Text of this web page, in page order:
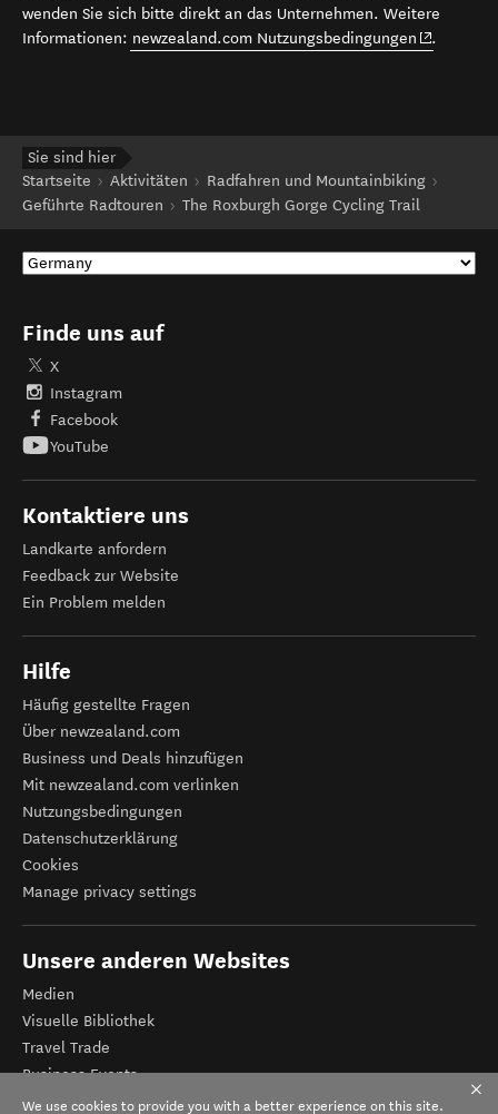
wenden Sie sich bitte direkt an das Unternehmen. Weitere
Informationen: newzealand.com Nutzungsbedingungen (opens in
.
Sie sind hier
Startseite
Aktivitäten
Radfahren und Mountainbiking
Geführte Radtouren
The Roxburgh Gorge Cycling Trail
Finde uns auf
X
Instagram
Facebook
YouTube
Kontaktiere uns
Landkarte anfordern
Feedback zur Website
Ein Problem melden
Hilfe
Häufig gestellte Fragen
Über newzealand.com
Business und Deals hinzufügen
Mit newzealand.com verlinken
Nutzungsbedingungen
Datenschutzerklärung
Cookies
Manage privacy settings
Unsere anderen Websites
Medien
Visuelle Bibliothek
Travel Trade
Business Events
Tourismus Neuseeland
We use cookies to provide you with a better experience on this site.